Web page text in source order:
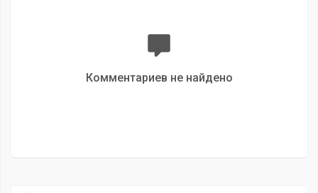
Комментариев не найдено